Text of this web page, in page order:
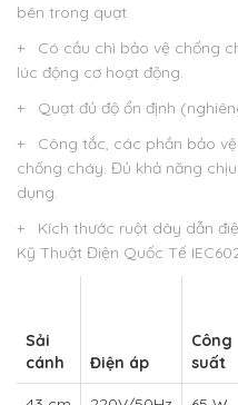
bên trong quạt
+ Có cầu chì bảo vệ chống
lúc động cơ hoạt động.
+ Quạt đủ độ ổn định
+ Công tắc, các phần bảo
chống cháy. Đủ khả năng
dụng.
+ Kích thước ruột dây dẫn
Kỹ Thuật Điện Quốc Tế
Sải
cánh
Điện áp
Công
suất